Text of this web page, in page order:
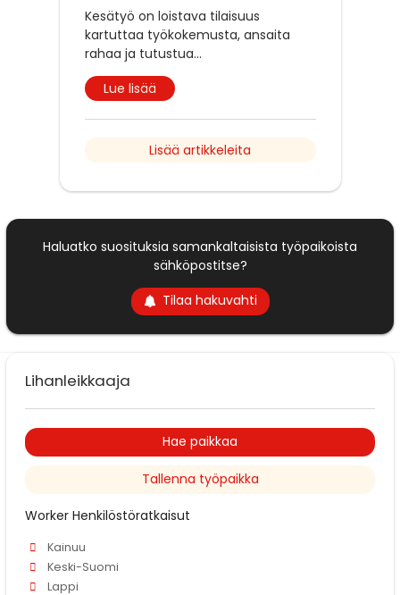
Kesätyö on loistava tilaisuus
kartuttaa työkokemusta, ansaita
rahaa ja tutustua...
Lue lisää
Lisää artikkeleita
Haluatko suosituksia samankaltaisista työpaikoista
sähköpostitse?
Tilaa hakuvahti
Lihanleikkaaja
Hae paikkaa
Tallenna työpaikka
Worker Henkilöstöratkaisut
Kainuu
Keski-Suomi
Lappi